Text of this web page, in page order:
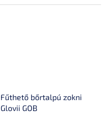
Fűthető bőrtalpú zokni
Glovii GOB